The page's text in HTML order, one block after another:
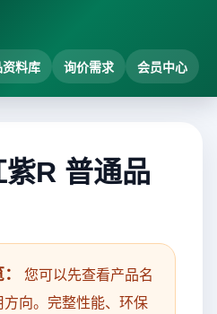
资料库 询价需求 会员中心
R 普通品
您可以先查看产品名
向。完整性能、环保